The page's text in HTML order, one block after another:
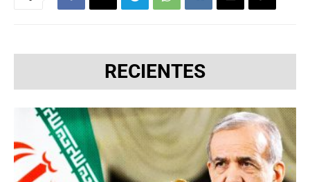
RECIENTES